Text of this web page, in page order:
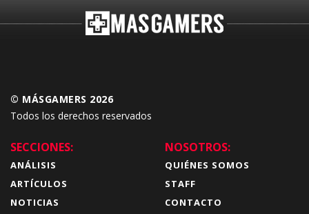
© MÁSGAMERS 2026
Todos los derechos reservados
SECCIONES:
ANÁLISIS
ARTÍCULOS
NOTICIAS
NOSOTROS:
QUIÉNES SOMOS
STAFF
CONTACTO